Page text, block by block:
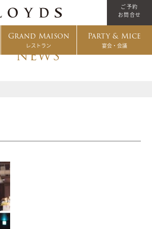
Grand Maison
レストラン
Party & Mice
宴会・会議
ご予約
お問合せ
NEWS